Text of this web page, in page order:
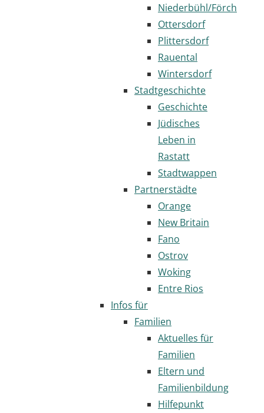
Niederbühl/Förch
Ottersdorf
Plittersdorf
Rauental
Wintersdorf
Stadtgeschichte
Geschichte
Jüdisches
Leben in
Rastatt
Stadtwappen
Partnerstädte
Orange
New Britain
Fano
Ostrov
Woking
Entre Rios
Infos für
Familien
Aktuelles für
Familien
Eltern und
Familienbildung
Hilfepunkt